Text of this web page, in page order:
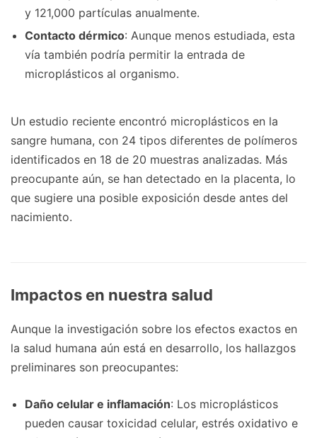
y 121,000 partículas anualmente.
Contacto dérmico: Aunque menos estudiada, esta
vía también podría permitir la entrada de
microplásticos al organismo.
Un estudio reciente encontró microplásticos en la
sangre humana, con 24 tipos diferentes de polímeros
identificados en 18 de 20 muestras analizadas. Más
preocupante aún, se han detectado en la placenta, lo
que sugiere una posible exposición desde antes del
nacimiento.
Impactos en nuestra salud
Aunque la investigación sobre los efectos exactos en
la salud humana aún está en desarrollo, los hallazgos
preliminares son preocupantes:
Daño celular e inflamación: Los microplásticos
pueden causar toxicidad celular, estrés oxidativo e